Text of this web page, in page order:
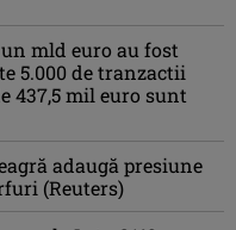
mld euro au fost
5.000 de tranzactii
437,5 mil euro sunt
adaugă presiune
(Reuters)